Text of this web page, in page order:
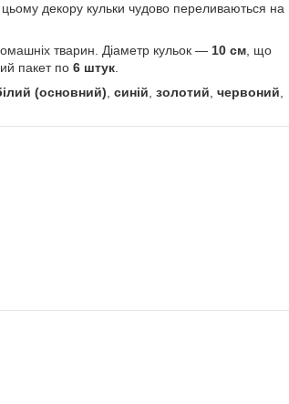
декору кульки чудово переливаються на
тварин. Діаметр кульок — 10 см, що
пакет по 6 штук.
(основний), синій, золотий, червоний,